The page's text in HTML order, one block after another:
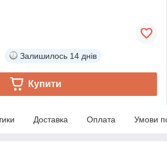
Залишилось 14 днів
Купити
Доставка Оплата Умови